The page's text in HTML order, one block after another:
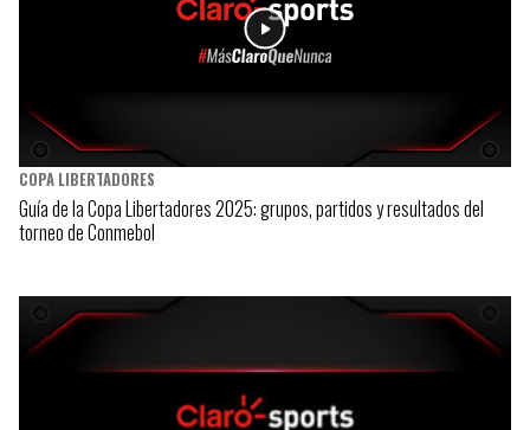
COPA LIBERTADORES
Guía de la Copa Libertadores 2025: grupos, partidos y resultados del
torneo de Conmebol